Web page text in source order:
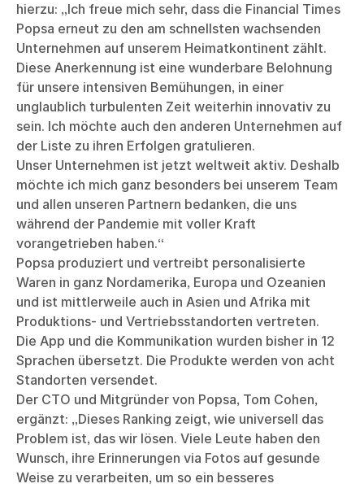
hierzu: „Ich freue mich sehr, dass die Financial Times
Popsa erneut zu den am schnellsten wachsenden
Unternehmen auf unserem Heimatkontinent zählt.
Diese Anerkennung ist eine wunderbare Belohnung
für unsere intensiven Bemühungen, in einer
unglaublich turbulenten Zeit weiterhin innovativ zu
sein. Ich möchte auch den anderen Unternehmen auf
der Liste zu ihren Erfolgen gratulieren.
Unser Unternehmen ist jetzt weltweit aktiv. Deshalb
möchte ich mich ganz besonders bei unserem Team
und allen unseren Partnern bedanken, die uns
während der Pandemie mit voller Kraft
vorangetrieben haben.“
Popsa produziert und vertreibt personalisierte
Waren in ganz Nordamerika, Europa und Ozeanien
und ist mittlerweile auch in Asien und Afrika mit
Produktions- und Vertriebsstandorten vertreten.
Die App und die Kommunikation wurden bisher in 12
Sprachen übersetzt. Die Produkte werden von acht
Standorten versendet.
Der CTO und Mitgründer von Popsa, Tom Cohen,
ergänzt: „Dieses Ranking zeigt, wie universell das
Problem ist, das wir lösen. Viele Leute haben den
Wunsch, ihre Erinnerungen via Fotos auf gesunde
Weise zu verarbeiten, um so ein besseres